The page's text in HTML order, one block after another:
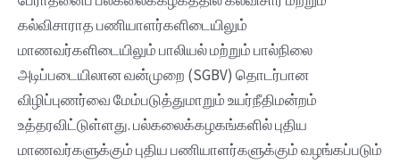
கல்விசாராத பணியாளர்களிடையிலும்
மாணவர்களிடையிலும் பாலியல் மற்றும் பால்நிலை
அடிப்படையிலான வன்முறை (SGBV) தொடர்பான
விழிப்புணர்வை மேம்படுத்துமாறும் உயர்நீதிமன்றம்
உத்தரவிட்டுள்ளது. பல்கலைக்கழகங்களில் புதிய
மாணவர்களுக்கும் புதிய பணியாளர்களுக்கும் வழங்கப்படும்